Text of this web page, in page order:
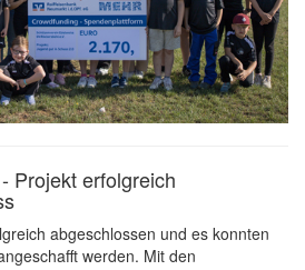
Projekt erfolgreich
abgeschlossen und es konnten
werden. Mit den